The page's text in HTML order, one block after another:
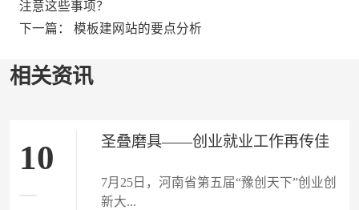
注意这些事项？
下一篇：
模板建网站的要点分析
相关资讯
10
圣叠磨具——创业就业工作再传佳
7月25日，河南省第五届“豫创天下”创业创
新大...